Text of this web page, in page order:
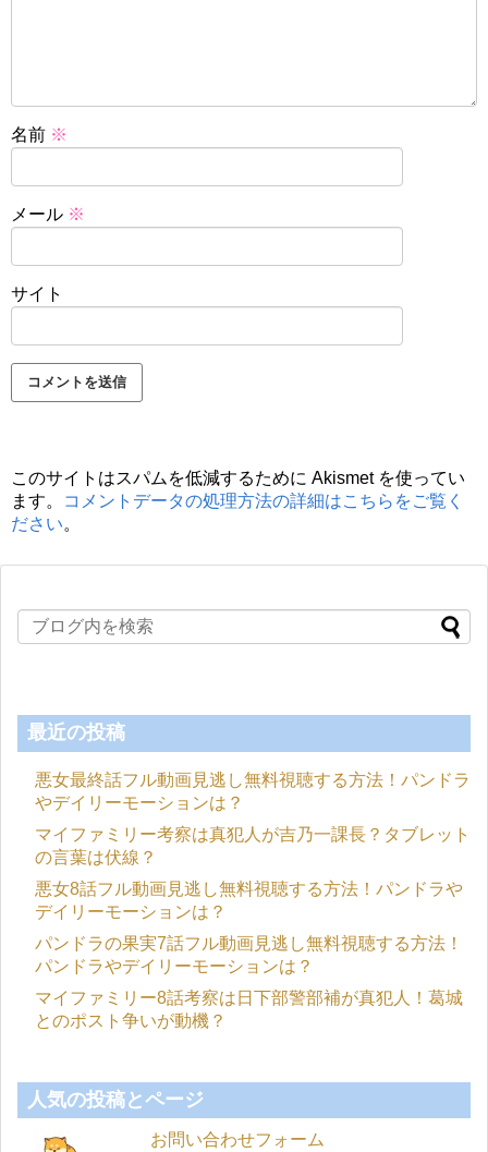
名前 ※
メール ※
サイト
このサイトはスパムを低減するために Akismet を使ってい
ます。
コメントデータの処理方法の詳細はこちらをご覧く
ださい。
最近の投稿
悪女最終話フル動画見逃し無料視聴する方法！パンドラ
やデイリーモーションは？
マイファミリー考察は真犯人が吉乃一課長？タブレット
の言葉は伏線？
悪女8話フル動画見逃し無料視聴する方法！パンドラや
デイリーモーションは？
パンドラの果実7話フル動画見逃し無料視聴する方法！
パンドラやデイリーモーションは？
マイファミリー8話考察は日下部警部補が真犯人！葛城
とのポスト争いが動機？
人気の投稿とページ
お問い合わせフォーム